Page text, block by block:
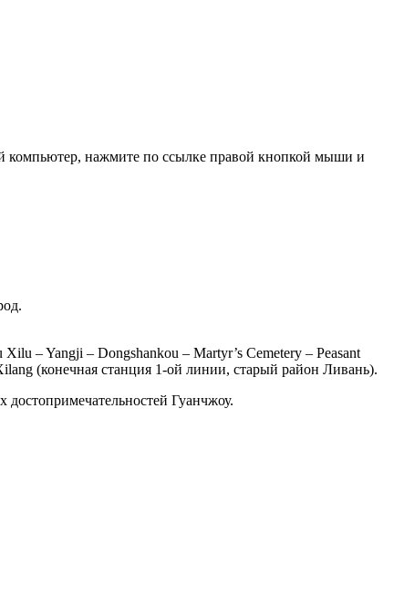
компьютер, нажмите по ссылке правой кнопкой мыши и
– Yangji – Dongshankou – Martyr’s Cemetery – Peasant
(конечная станция 1-ой линии, старый район Ливань).
Гуанчжоу.